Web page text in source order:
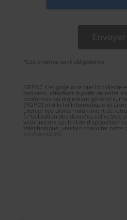
*Ces champs sont obligatoires
STIPAC s'engage à ce que la collecte
données, effectués à partir de notre
conformes au règlement général sur
(RGPD) et à la loi Informatique et
exercer vos droits, notamment de
à l'utilisation des données collectées
vous inscrire sur la liste d'opposition
téléphonique, veuillez consulter notre